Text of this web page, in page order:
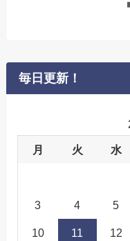
毎日更新！
月 火 水
3 4 5
10 11 12